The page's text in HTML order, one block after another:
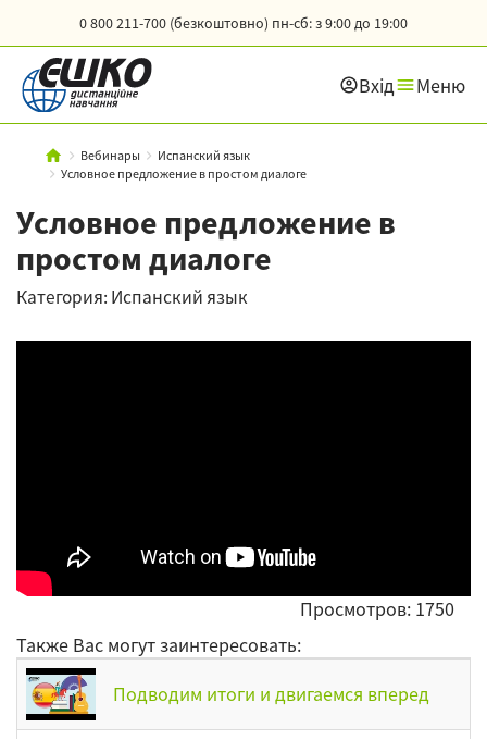
0 800 211-700 (безкоштовно) пн-сб: з 9:00 до 19:00
Вхід Меню
Вебинары
Испанский язык
Условное предложение в простом диалоге
Условное предложение в
простом диалоге
Категория: Испанский язык
Просмотров: 1750
Также Вас могут заинтересовать:
Подводим итоги и двигаемся вперед